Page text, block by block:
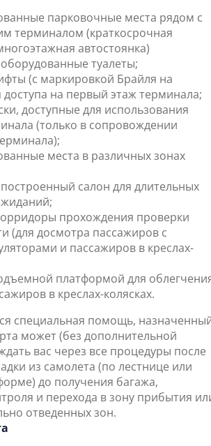
парковочные места рядом с
терминалом (краткосрочная
автостоянка)
туалеты;
(с маркировкой Брайля на
доступа на первый этаж терминала;
доступные для использования
(только в сопровождении
места в различных зонах
салон для длительных
прохождения проверки
(для досмотра пассажиров с
и пассажиров в креслах-
платформой для
в креслах-колясках.
специальная помощь,
может (без дополнительной
вас через все процедуры после
из самолета (по лестнице или
до получения багажа,
и перехода в зону прибытия
отведенных зон.